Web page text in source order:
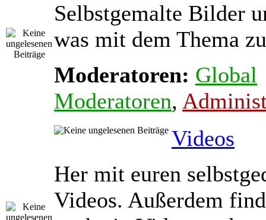
Selbstgemalte Bilder
was mit dem Thema
Moderatoren: Global
Moderatoren,
Videos
Her mit euren
Videos. Außerdem